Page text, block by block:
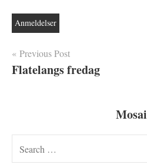
Anmeldelser
Innleggsnavigasjon
Previous Post
Flatelangs fredag